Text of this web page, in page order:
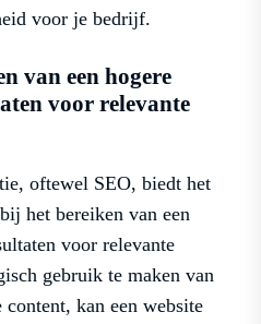
voor je bedrijf.
van een hogere
voor relevante
oftewel SEO, biedt het
het bereiken van een
voor relevante
gebruik te maken van
kan een website